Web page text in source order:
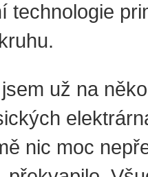
technologie
už na
nic moc